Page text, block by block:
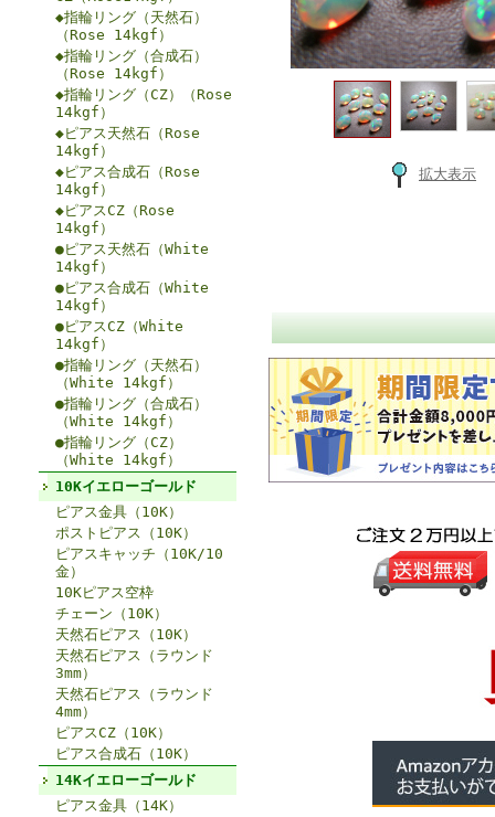
◆指輪リング（天然石）
（Rose 14kgf）
◆指輪リング（合成石）
（Rose 14kgf）
◆指輪リング（CZ）（Rose
14kgf）
◆ピアス天然石（Rose
14kgf）
◆ピアス合成石（Rose
14kgf）
◆ピアスCZ（Rose
14kgf）
●ピアス天然石（White
14kgf）
●ピアス合成石（White
14kgf）
●ピアスCZ（White
14kgf）
●指輪リング（天然石）
（White 14kgf）
●指輪リング（合成石）
（White 14kgf）
●指輪リング（CZ）
（White 14kgf）
10Kイエローゴールド
ピアス金具（10K）
ポストピアス（10K）
ピアスキャッチ（10K/10
金）
10Kピアス空枠
チェーン（10K）
天然石ピアス（10K）
天然石ピアス（ラウンド
3mm）
天然石ピアス（ラウンド
4mm）
ピアスCZ（10K）
ピアス合成石（10K）
14Kイエローゴールド
ピアス金具（14K）
拡大表示